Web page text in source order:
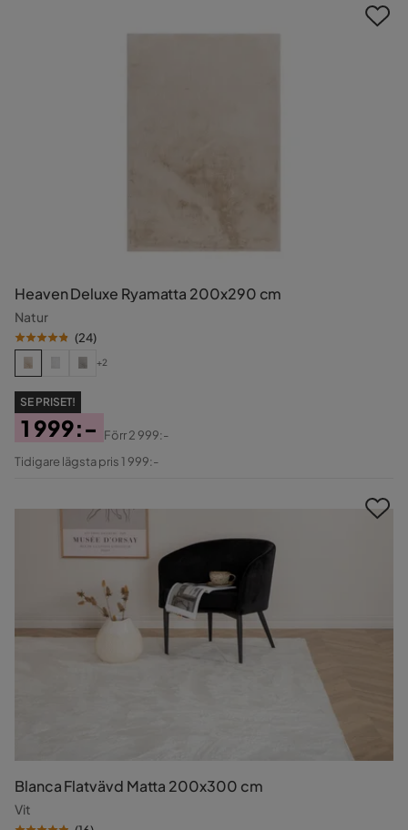
Heaven Deluxe Ryamatta 200x290 cm
Natur
(24)
+2
SE PRISET!
Pris
1 999:-
Original
Förr2 999:-
Tidigare lägsta pris 1 999:-
Blanca Flatvävd Matta 200x300 cm
Vit